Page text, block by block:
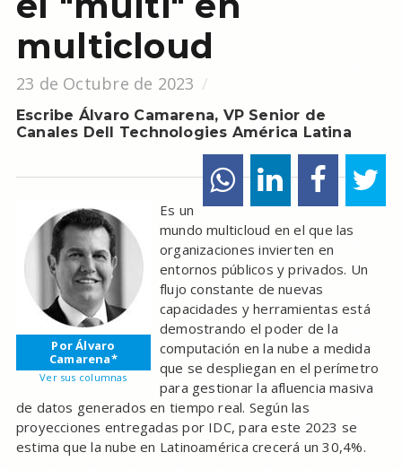
multicloud
23 de Octubre de 2023
Escribe Álvaro Camarena, VP Senior de
Canales Dell Technologies América Latina
Por Álvaro
Camarena*
Ver sus columnas
Es un
mundo multicloud en el que las
organizaciones invierten en
entornos públicos y privados. Un
flujo constante de nuevas
capacidades y herramientas está
demostrando el poder de la
computación en la nube a medida
que se despliegan en el perímetro
para gestionar la afluencia masiva
de datos generados en tiempo real. Según las
proyecciones entregadas por IDC, para este 2023 se
estima que la nube en Latinoamérica crecerá un 30,4%.